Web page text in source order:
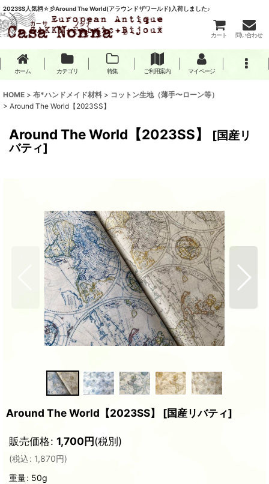
2023SS人気柄☆彡Around The World(アラウンドザワールド)入荷しました♪
カート 問い合わせ
ホーム カテゴリ 特集 ご利用案内 マイページ
HOME > 布*ハンドメイド材料 > コットン生地（薄手〜ローン等）
> Around The World【2023SS】
Around The World【2023SS】 [国産リ
バティ]
Around The World【2023SS】 [国産リバティ]
販売価格: 1,700円(税別)
(税込: 1,870円)
重量: 50g